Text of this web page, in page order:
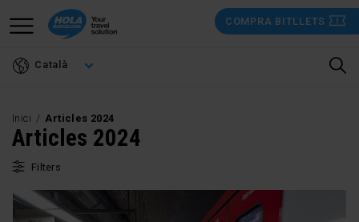
COMPRA BITLLETS
Català
Inici Articles 2024
Articles 2024
Filters